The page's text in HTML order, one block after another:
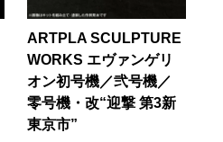
ARTPLA SCULPTURE
WORKS エヴァンゲリ
オン初号機／弐号機／
零号機・改“迎撃 第3新
東京市”